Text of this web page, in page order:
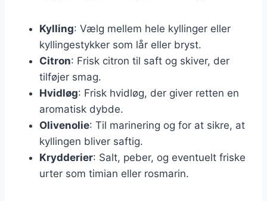
Kylling: Vælg mellem hele kyllinger eller
kyllingestykker som lår eller bryst.
Citron: Frisk citron til saft og skiver, der
tilføjer smag.
Hvidløg: Frisk hvidløg, der giver retten en
aromatisk dybde.
Olivenolie: Til marinering og for at sikre, at
kyllingen bliver saftig.
Krydderier: Salt, peber, og eventuelt friske
urter som timian eller rosmarin.